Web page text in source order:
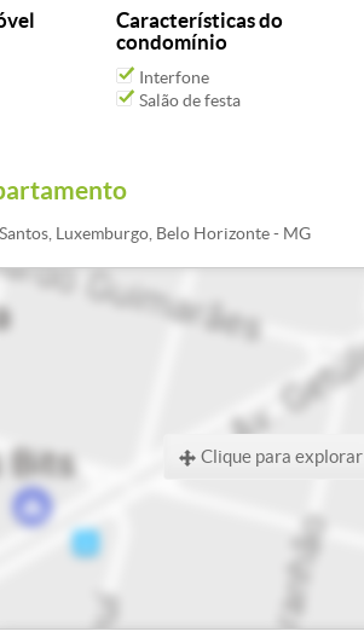
Características do
condomínio
Interfone
Salão de festa
Luxemburgo, Belo Horizonte - MG
Clique para explorar